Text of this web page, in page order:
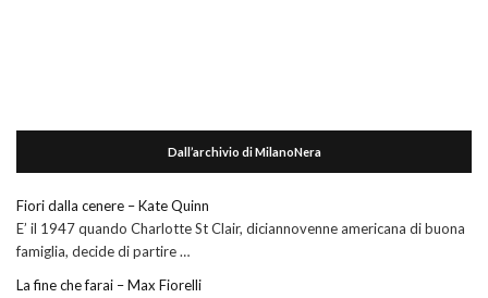
Dall’archivio di MilanoNera
Fiori dalla cenere – Kate Quinn
E’ il 1947 quando Charlotte St Clair, diciannovenne americana di buona
famiglia, decide di partire …
La fine che farai – Max Fiorelli